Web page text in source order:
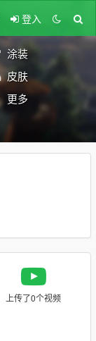
登入
涂装
皮肤
更多
上传了0个视频